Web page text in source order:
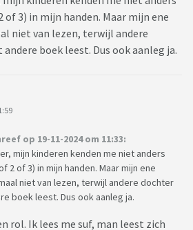
of 3) in mijn handen. Maar mijn ene
niet van lezen, terwijl andere
boek leest. Dus ook aanleg ja.
op 19-11-2024 om 11:33:
mijn kinderen kenden me niet anders
2 of 3) in mijn handen. Maar mijn ene
niet van lezen, terwijl andere dochter
boek leest. Dus ook aanleg ja.
rol. Ik lees me suf, man leest zich